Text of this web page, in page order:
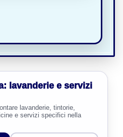
lavanderie e servizi
lavanderie, tintorie,
e servizi specifici nella